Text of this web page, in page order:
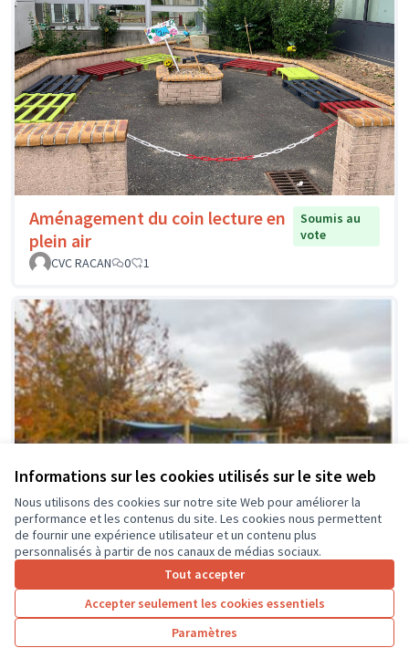
Informations sur les cookies utilisés sur le site web
Nous utilisons des cookies sur notre site Web pour améliorer la
performance et les contenus du site. Les cookies nous permettent
de fournir une expérience utilisateur et un contenu plus
personnalisés à partir de nos canaux de médias sociaux.
Tout accepter
Accepter seulement les cookies essentiels
Paramètres
Aménagement du coin lecture en
plein air
Soumis au
vote
CVC RACAN
0 1
La classe en dehors des murs
Soumis au vote
0